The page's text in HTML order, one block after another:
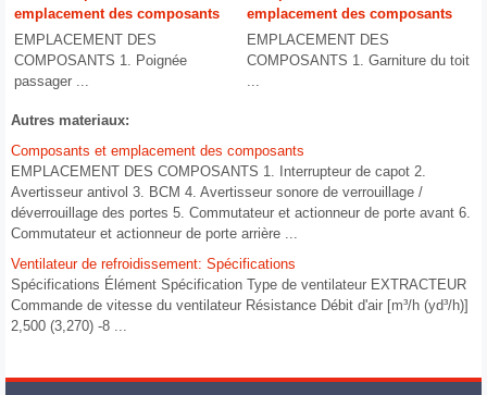
emplacement des composants
EMPLACEMENT DES
COMPOSANTS 1. Poignée
passager ...
emplacement des composants
EMPLACEMENT DES
COMPOSANTS 1. Garniture du toit
...
Autres materiaux:
Composants et emplacement des composants
EMPLACEMENT DES COMPOSANTS 1. Interrupteur de capot 2.
Avertisseur antivol 3. BCM 4. Avertisseur sonore de verrouillage /
déverrouillage des portes 5. Commutateur et actionneur de porte avant 6.
Commutateur et actionneur de porte arrière ...
Ventilateur de refroidissement: Spécifications
Spécifications Élément Spécification Type de ventilateur EXTRACTEUR
Commande de vitesse du ventilateur Résistance Débit d'air [m³/h (yd³/h)]
2,500 (3,270) -8 ...